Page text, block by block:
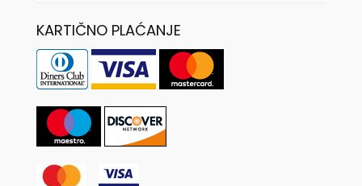
KARTIČNO PLAĆANJE